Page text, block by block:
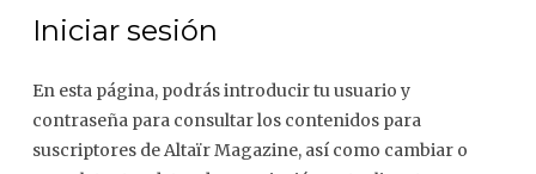
Iniciar sesión
En esta página, podrás introducir tu usuario y
contraseña para consultar los contenidos para
suscriptores de Altaïr Magazine, así como cambiar o